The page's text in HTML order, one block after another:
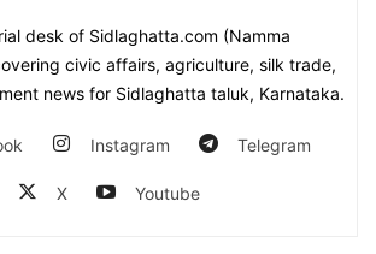
desk of Sidlaghatta.com (Namma
civic affairs, agriculture, silk trade,
news for Sidlaghatta taluk, Karnataka.
Instagram Telegram
X Youtube